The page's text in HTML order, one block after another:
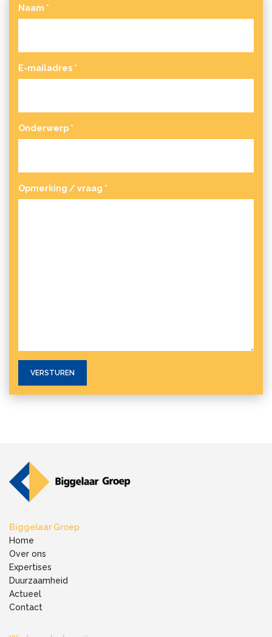
Naam *
E-mailadres *
Onderwerp *
Opmerking / vraag *
Biggelaar Groep
Home
Over ons
Expertises
Duurzaamheid
Actueel
Contact